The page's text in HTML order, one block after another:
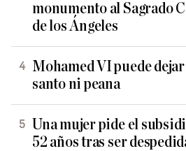
monumento al Sagrado
de los Ángeles
Mohamed VI puede
santo ni peana
Una mujer pide el
52 años tras ser